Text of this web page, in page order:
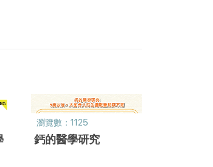
瀏覽數：1125
鈣的醫學研究